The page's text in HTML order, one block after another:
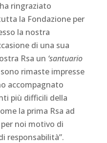
ringraziato
la Fondazione per
la nostra
di una sua
Rsa un ‘santuario
rimaste impresse
accompagnato
più difficili della
la prima Rsa ad
noi motivo di
responsabilità”.